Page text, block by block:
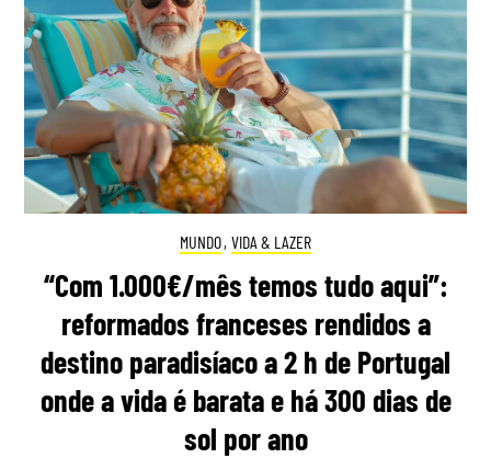
MUNDO, VIDA & LAZER
“Com 1.000€/mês temos tudo aqui”:
reformados franceses rendidos a
destino paradisíaco a 2 h de Portugal
onde a vida é barata e há 300 dias de
sol por ano